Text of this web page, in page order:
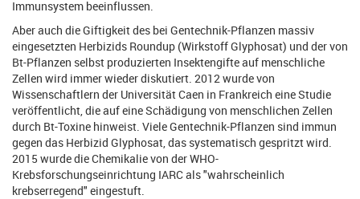
Immunsystem beeinflussen.
Aber auch die Giftigkeit des bei Gentechnik-Pflanzen massiv
eingesetzten Herbizids Roundup (Wirkstoff Glyphosat) und der von
Bt-Pflanzen selbst produzierten Insektengifte auf menschliche
Zellen wird immer wieder diskutiert. 2012 wurde von
Wissenschaftlern der Universität Caen in Frankreich eine Studie
veröffentlicht, die auf eine Schädigung von menschlichen Zellen
durch Bt-Toxine hinweist. Viele Gentechnik-Pflanzen sind immun
gegen das Herbizid Glyphosat, das systematisch gespritzt wird.
2015 wurde die Chemikalie von der WHO-
Krebsforschungseinrichtung IARC als "wahrscheinlich
krebserregend" eingestuft.